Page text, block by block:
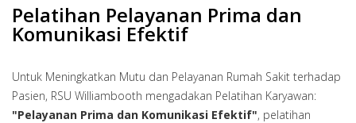
Pelatihan Pelayanan Prima dan
Komunikasi Efektif
Untuk Meningkatkan Mutu dan Pelayanan Rumah Sakit terhadap
Pasien, RSU Williambooth mengadakan Pelatihan Karyawan:
"Pelayanan Prima dan Komunikasi Efektif", pelatihan